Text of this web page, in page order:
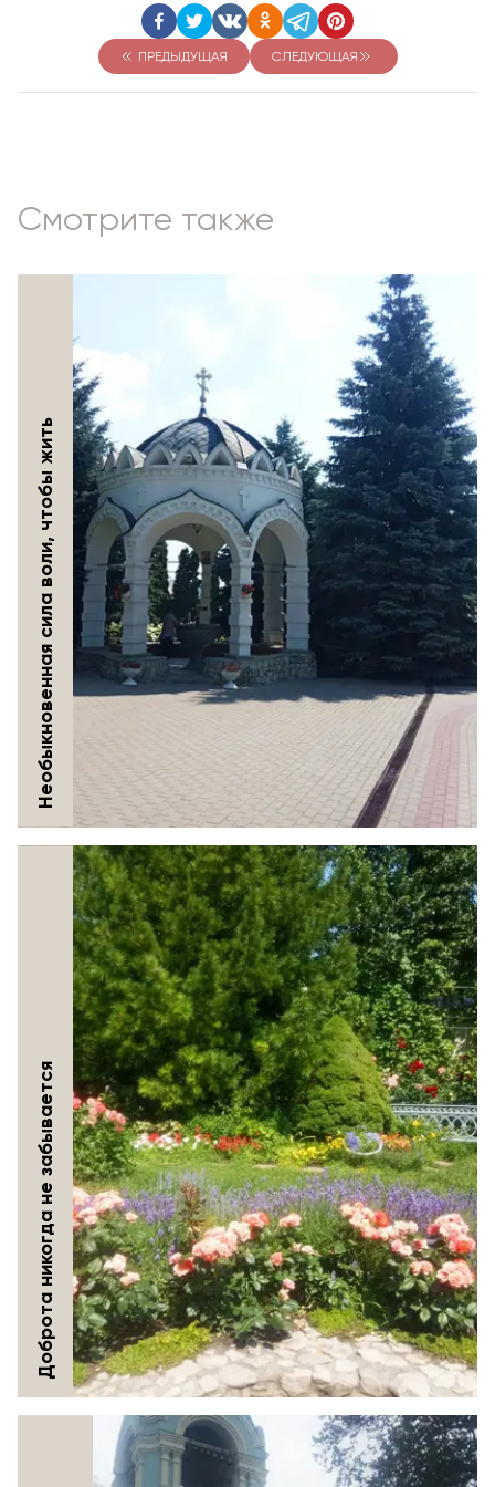
ПРЕДЫДУЩАЯ СЛЕДУЮЩАЯ
Смотрите также
Необыкновенная сила воли, чтобы жить
Доброта никогда не забывается